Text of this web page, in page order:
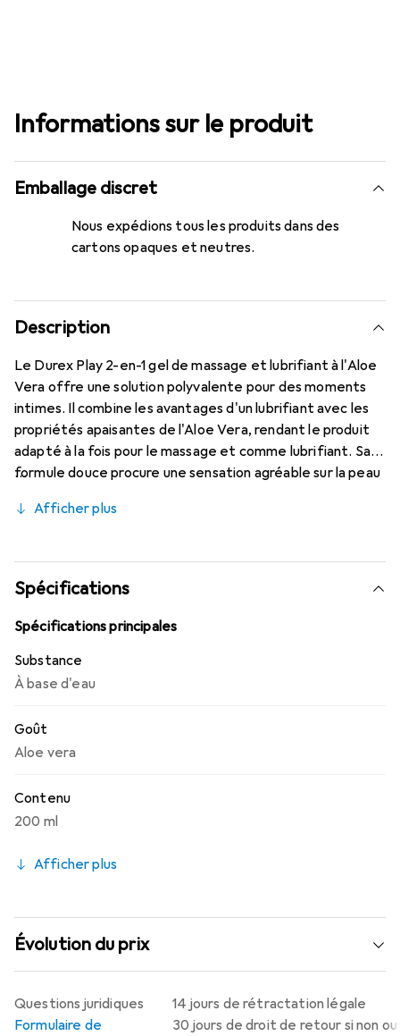
Informations sur le produit
Emballage discret
Nous expédions tous les produits dans des
cartons opaques et neutres.
Description
Le Durex Play 2-en-1 gel de massage et lubrifiant à l'Aloe
Vera offre une solution polyvalente pour des moments
intimes. Il combine les avantages d'un lubrifiant avec les
propriétés apaisantes de l'Aloe Vera, rendant le produit
adapté à la fois pour le massage et comme lubrifiant. Sa
formule douce procure une sensation agréable sur la peau
est idéal pour des applications prolongées et offre une
est convivial et permet un dosage facile. Ce produit est
spécialement conçu pour répondre aux besoins des
hommes et offre une manière attrayante de stimuler les
sens et de renforcer la connexion.
Afficher plus
Spécifications
Spécifications principales
Substance
À base d'eau
Goût
Aloe vera
Contenu
200 ml
Afficher plus
Évolution du prix
14 jours de rétractation légale
30 jours de droit de retour si non
Questions juridiques
Formulaire de